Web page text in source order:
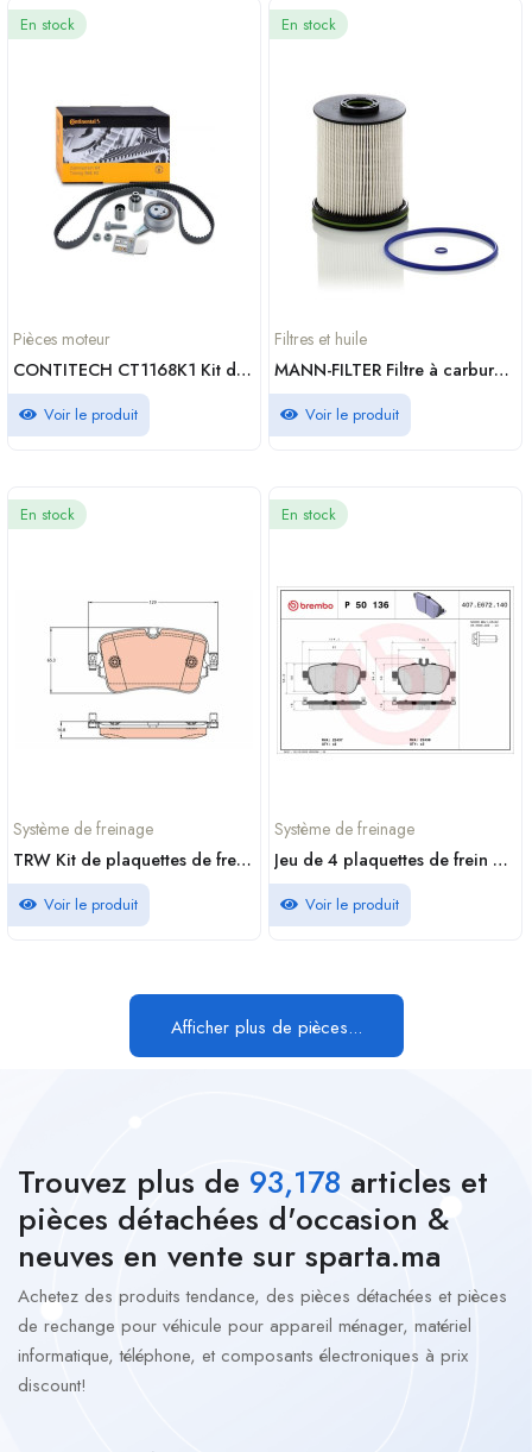
En stock
Pièces moteur
CONTITECH CT1168K1 Kit de distribution Continental 145 Dents
Voir le produit
En stock
Filtres et huile
MANN-FILTER Filtre à carburant PU 9012 1 z
Voir le produit
En stock
Système de freinage
TRW Kit de plaquettes de frein frein à disque GDB2131
Voir le produit
En stock
Système de freinage
Jeu de 4 plaquettes de frein BREMBO - P 50 136
Voir le produit
Afficher plus de pièces...
Trouvez plus de 93,178 articles et
pièces détachées d'occasion &
neuves en vente sur sparta.ma
Achetez des produits tendance, des pièces détachées et pièces
de rechange pour véhicule pour appareil ménager, matériel
informatique, téléphone, et composants électroniques à prix
discount!